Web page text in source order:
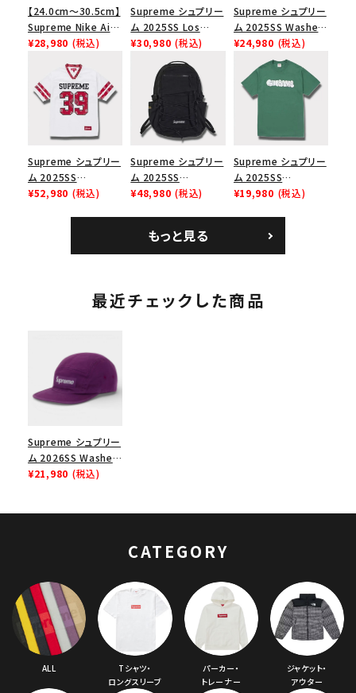
【24.0cm～30.5cm】
Supreme Nike Air
Force 1 Low シュプ
ース１スニーカー シ
ューズ ホワイト
¥28,980 (税込)
Supreme シュプリー
ム 2025SS Los
Angeles Fire Relief
Box Logo Tee ファ
イヤーリリーフボック
スロゴTシャツ ホワ
イト 白
¥30,980 (税込)
Supreme シュプリー
ム 2025SS Washed
Chino Twill Camp
Cap ウォッシュチノツ
イルキャンプキャップ
ブラック 黒
¥24,980 (税込)
Supreme シュプリー
ム 2025SS
Bandana Football
¥52,980 (税込)
Supreme シュプリー
ム 2025SS
Backpack バックパッ
¥48,980 (税込)
Supreme シュプリー
ム 2025SS
Homerun Tee ホー
¥19,980 (税込)
もっと見る
最近チェックした商品
Supreme シュプリー
ム 2026SS Washed
Chino Twill Camp
¥21,980 (税込)
CATEGORY
ALL
Tシャツ・
ロングスリーブ
パーカー・
トレーナー
ジャケット・
アウター